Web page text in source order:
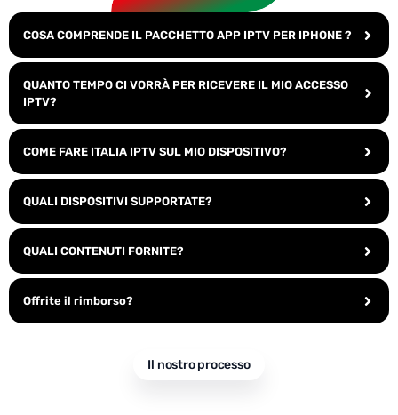
COSA COMPRENDE IL PACCHETTO APP IPTV PER IPHONE ?
QUANTO TEMPO CI VORRÀ PER RICEVERE IL MIO ACCESSO
IPTV?
COME FARE ITALIA IPTV SUL MIO DISPOSITIVO?
QUALI DISPOSITIVI SUPPORTATE?
QUALI CONTENUTI FORNITE?
Offrite il rimborso?
Il nostro processo